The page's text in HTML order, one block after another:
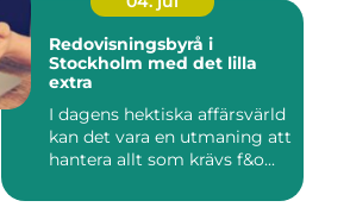
Redovisningsbyrå i
Stockholm med det lilla
extra
I dagens hektiska affärsvärld
kan det vara en utmaning att
hantera allt som krävs f&o...